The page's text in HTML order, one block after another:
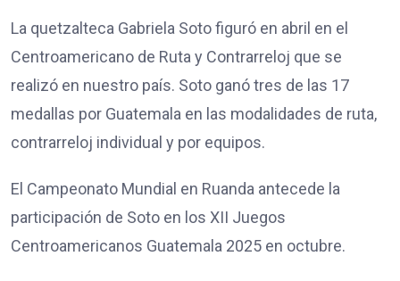
La quetzalteca Gabriela Soto figuró en abril en el
Centroamericano de Ruta y Contrarreloj que se
realizó en nuestro país. Soto ganó tres de las 17
medallas por Guatemala en las modalidades de ruta,
contrarreloj individual y por equipos.
El Campeonato Mundial en Ruanda antecede la
participación de Soto en los XII Juegos
Centroamericanos Guatemala 2025 en octubre.